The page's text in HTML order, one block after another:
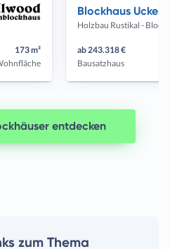
173 m²
ab 243.318 €
Bausatzhaus
entdecken
zum Thema